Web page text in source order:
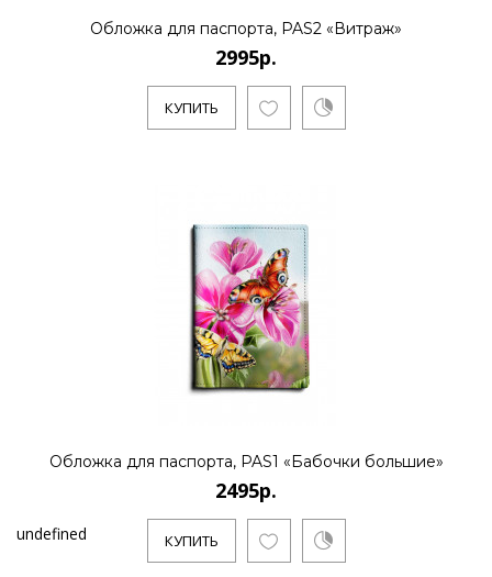
Обложка для паспорта, PAS2 «Витраж»
2995р.
КУПИТЬ
Обложка для паспорта, PAS1 «Бабочки большие»
2495р.
КУПИТЬ
undefined